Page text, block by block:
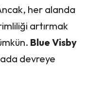
her alanda
artırmak
Blue Visby
devreye